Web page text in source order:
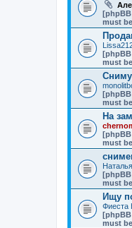
[phpBB
must
[phpBB
must
[phpBB
must
На
[phpBB
must
[phpBB
must
Ищу
Фиеста
[phpBB
must